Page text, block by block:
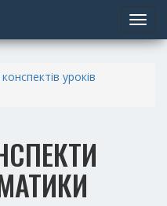
Toggle
уроків